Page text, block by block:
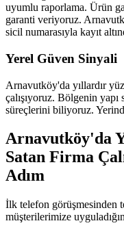
uyumlu raporlama. Ürün
garanti veriyoruz.
sicil numarasıyla kayıt
Yerel Güven Sinyali
Arnavutköy'da yıllardır
çalışıyoruz. Bölgenin
süreçlerini biliyoruz.
Arnavutköy'da
Satan Firma
Adım
İlk telefon görüşmesinden
müşterilerimize